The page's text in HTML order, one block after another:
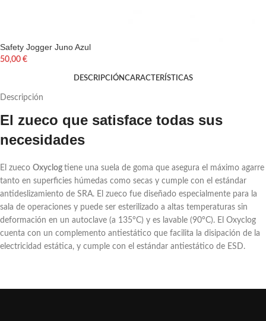
Safety Jogger Juno Azul
50,00 €
DESCRIPCIÓNCARACTERÍSTICAS
Descripción
El zueco que satisface todas sus
necesidades
El zueco Oxyclog tiene una suela de goma que asegura el máximo agarre
tanto en superficies húmedas como secas y cumple con el estándar
antideslizamiento de SRA. El zueco fue diseñado especialmente para la
sala de operaciones y puede ser esterilizado a altas temperaturas sin
deformación en un autoclave (a 135°C) y es lavable (90°C). El Oxyclog
cuenta con un complemento antiestático que facilita la disipación de la
electricidad estática, y cumple con el estándar antiestático de ESD.